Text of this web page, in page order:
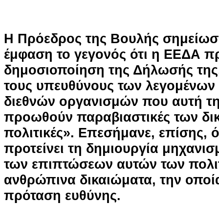
Η Πρόεδρος της Βουλής σημείωσε
έμφαση το γεγονός ότι η ΕΕΔΑ
δημοσιοποίηση της Δήλωσής
τους υπευθύνους των
διεθνών οργανισμών που αυτή
προωθούν παραβιαστικές των
πολιτικές». Επεσήμανε, επίσης,
προτείνει τη δημιουργία
των επιπτώσεων αυτών των
ανθρώπινα δικαιώματα, την
πρόταση ευθύνης.